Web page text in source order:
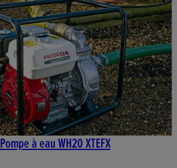
Pompe à eau WH20 XTEFX